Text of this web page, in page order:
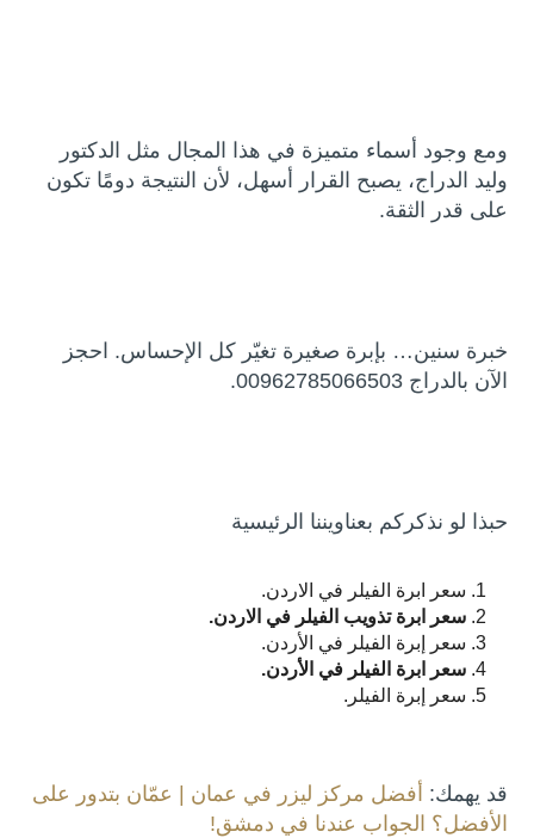
ومع وجود أسماء متميزة في هذا المجال مثل الدكتور
وليد الدراج، يصبح القرار أسهل، لأن النتيجة دومًا تكون
على قدر الثقة.
خبرة سنين… بإبرة صغيرة تغيّر كل الإحساس. احجز
الآن بالدراج 00962785066503.
حبذا لو نذكركم بعناويننا الرئيسية
سعر ابرة الفيلر في الاردن.
سعر ابرة تذويب الفيلر في الاردن.
سعر إبرة الفيلر في الأردن.
سعر ابرة الفيلر في الأردن.
سعر إبرة الفيلر.
قد يهمك: أفضل مركز ليزر في عمان | عمّان بتدور على
الأفضل؟ الجواب عندنا في دمشق!